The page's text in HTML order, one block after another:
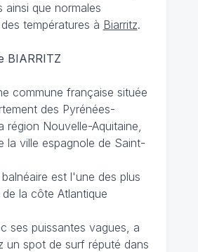
ainsi que normales
températures à Biarritz.
BIARRITZ
commune française située
des Pyrénées-
région Nouvelle-Aquitaine,
la ville espagnole de Saint-
est l'une des plus
la côte Atlantique
ses puissantes vagues, a
un spot de surf réputé dans